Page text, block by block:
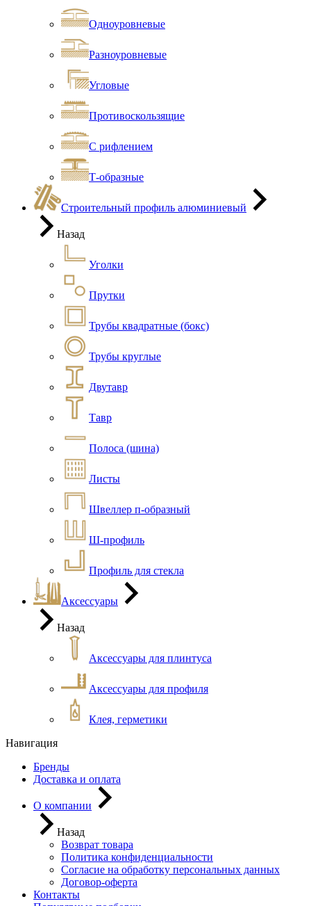
Одноуровневые
Разноуровневые
Угловые
Противоскользящие
С рифлением
Т-образные
Строительный профиль алюминиевый
Назад
Уголки
Прутки
Трубы квадратные (бокс)
Трубы круглые
Двутавр
Тавр
Полоса (шина)
Листы
Швеллер п-образный
Ш-профиль
Профиль для стекла
Аксессуары
Назад
Аксессуары для плинтуса
Аксессуары для профиля
Клея, герметики
Навигация
Бренды
Доставка и оплата
О компании
Назад
Возврат товара
Политика конфиденциальности
Согласие на обработку персональных данных
Договор-оферта
Контакты